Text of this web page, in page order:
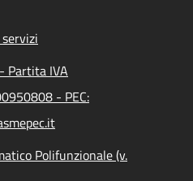
Partita IVA
- PEC:
Polifunzionale (v.